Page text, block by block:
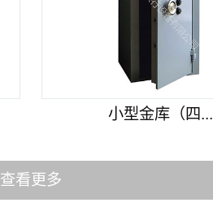
小型金库（四...
查看更多